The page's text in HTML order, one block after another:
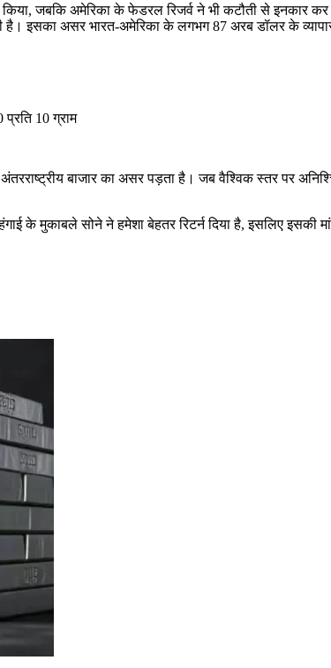
जबकि अमेरिका के फेडरल रिजर्व ने भी कटौती से इनकार
है। इसका असर भारत-अमेरिका के लगभग 87 अरब डॉलर के
10 ग्राम
बाजार का असर पड़ता है। जब वैश्विक स्तर पर
के मुकाबले सोने ने हमेशा बेहतर रिटर्न दिया है, इसलिए इसकी